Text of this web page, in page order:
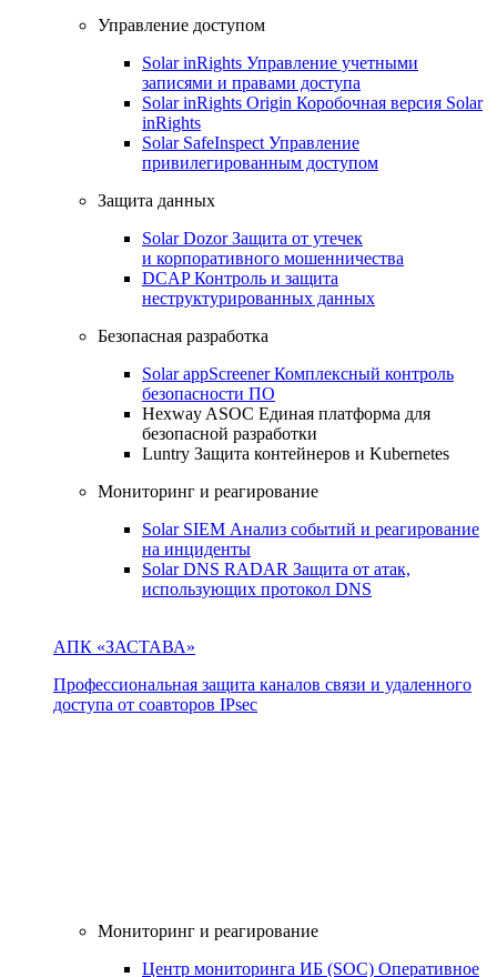
Управление доступом
Solar inRights Управление учетными
записями и правами доступа
Solar inRights Origin Коробочная версия Solar
inRights
Solar SafeInspect Управление
привилегированным доступом
Защита данных
Solar DozorЗащита от утечек
и корпоративного мошенничества
DCAPКонтроль и защита
неструктурированных данных
Безопасная разработка
Solar appScreenerКомплексный контроль
безопасности ПО
Hexway ASOC Единая платформа для
безопасной разработки
Luntry Защита контейнеров и Kubernetes
Мониторинг и реагирование
Solar SIEM Анализ событий и реагирование
на инциденты
Solar DNS RADAR Защита от атак,
использующих протокол DNS
АПК «ЗАСТАВА»
Профессиональная защита каналов связи и удаленного
доступа от соавторов IPsec
Мониторинг и реагирование
Центр мониторинга ИБ (SOC) Оперативное